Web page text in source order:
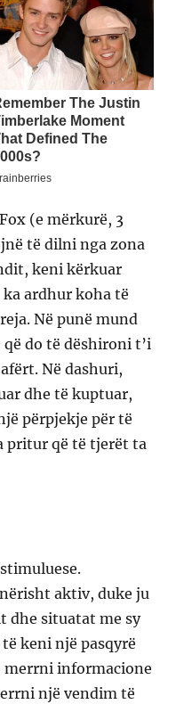
(e mërkurë, 3
të dilni nga zona
keni kërkuar
ardhur koha të
Në punë mund
do të dëshironi t’i
Në dashuri,
dhe të kuptuar,
përpjekje për të
pritur që të tjerët ta
aktiv, duke ju
dhe situatat me sy
keni një pasqyrë
merrni informacione
një vendim të